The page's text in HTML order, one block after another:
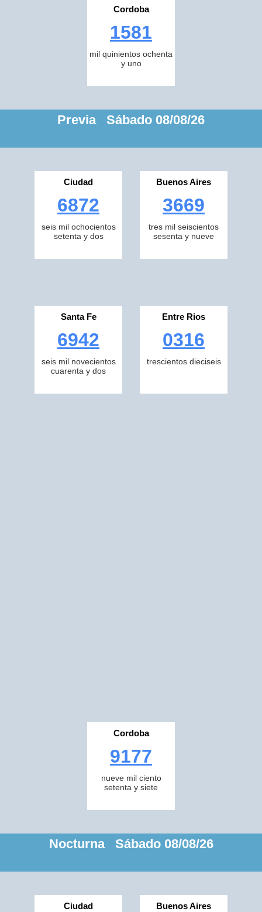
Cordoba
1581
mil quinientos ochenta
y uno
Previa Sábado 08/08/26
Ciudad
6872
seis mil ochocientos
setenta y dos
Buenos Aires
3669
tres mil seiscientos
sesenta y nueve
Santa Fe
6942
seis mil novecientos
cuarenta y dos
Entre Rios
0316
trescientos dieciseis
Cordoba
9177
nueve mil ciento
setenta y siete
Nocturna Sábado 08/08/26
Ciudad Buenos Aires